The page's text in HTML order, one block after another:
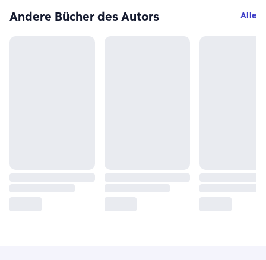
Andere Bücher des Autors Alle